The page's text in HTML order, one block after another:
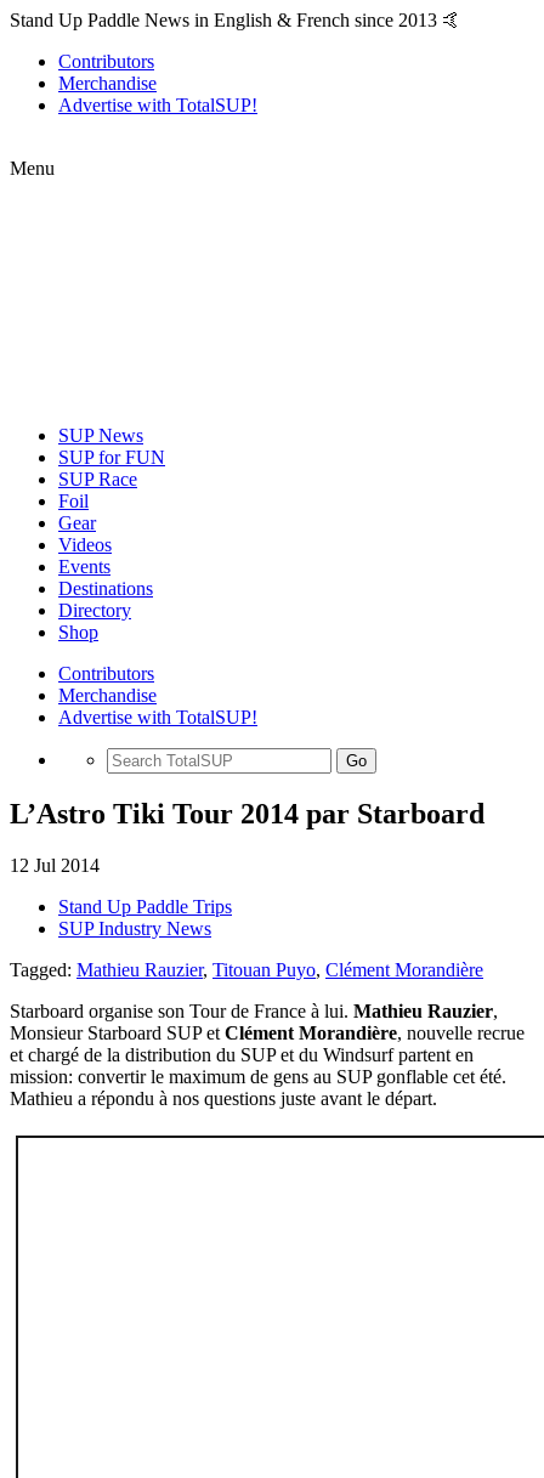
Stand Up Paddle News in English & French since 2013 🤙
Contributors
Merchandise
Advertise with TotalSUP!
Menu
SUP News
SUP for FUN
SUP Race
Foil
Gear
Videos
Events
Destinations
Directory
Shop
Contributors
Merchandise
Advertise with TotalSUP!
Go
L’Astro Tiki Tour 2014 par Starboard
12 Jul 2014
Stand Up Paddle Trips
SUP Industry News
Tagged: Mathieu Rauzier, Titouan Puyo, Clément Morandière
Starboard organise son Tour de France à lui. Mathieu Rauzier,
Monsieur Starboard SUP et Clément Morandière, nouvelle recrue
et chargé de la distribution du SUP et du Windsurf partent en
mission: convertir le maximum de gens au SUP gonflable cet été.
Mathieu a répondu à nos questions juste avant le départ.